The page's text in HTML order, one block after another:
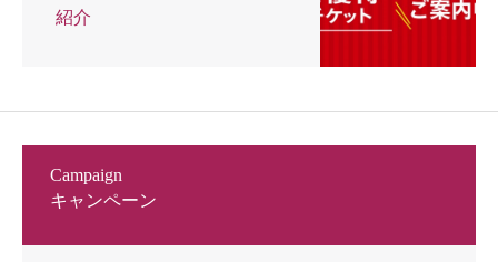
紹介
キャンペーン
Campaign